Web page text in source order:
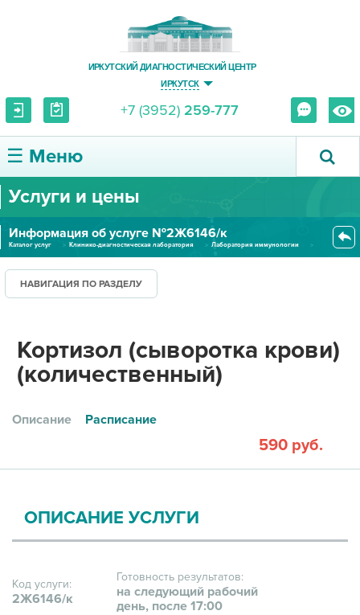
ИРКУТСКИЙ ДИАГНОСТИЧЕСКИЙ ЦЕНТР
ИРКУТСК
+7 (3952) 259-777
☰ Меню
О ЦЕНТРЕ
УСЛУГИ И ЦЕНЫ
ПАЦИЕНТУ
ПРАВОВАЯ ИНФОРМАЦИЯ
Услуги и цены
Информация об услуге №2Ж6146/к
Каталог услуг Клинико-диагностическая лаборатория
Лаборатория иммунологии
НАВИГАЦИЯ ПО РАЗДЕЛУ
Кортизол (сыворотка крови)
(количественный)
Описание Расписание
590 руб.
ОПИСАНИЕ УСЛУГИ
Код услуги:
2Ж6146/к
Готовность результатов:
на следующий рабочий
день, после 17:00